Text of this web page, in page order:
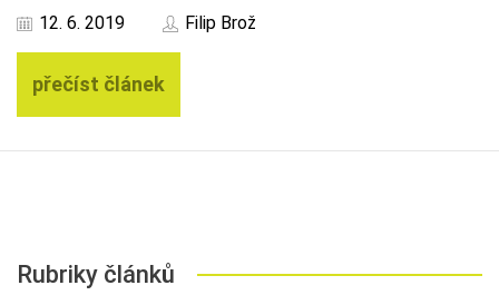
12. 6. 2019 Filip Brož
přečíst článek
Rubriky článků